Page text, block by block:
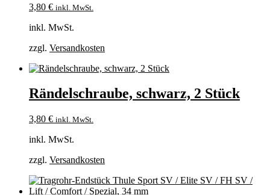
3,80 € inkl. MwSt.
inkl. MwSt.
zzgl. Versandkosten
Rändelschraube, schwarz, 2 Stück
3,80 € inkl. MwSt.
inkl. MwSt.
zzgl. Versandkosten